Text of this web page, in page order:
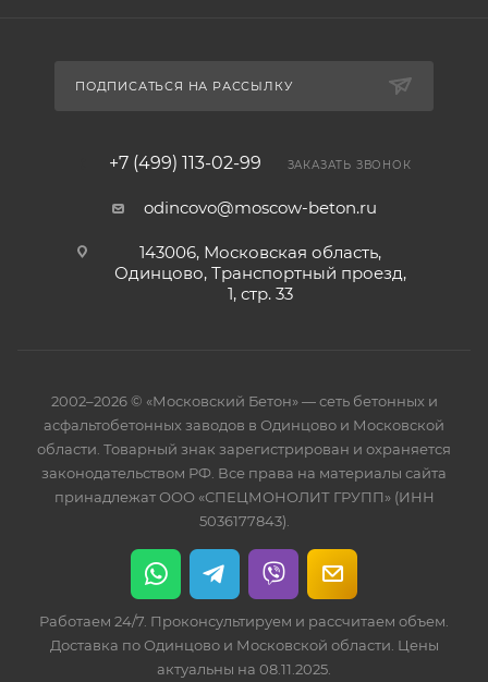
ПОДПИСАТЬСЯ НА РАССЫЛКУ
+7 (499) 113-02-99 ЗАКАЗАТЬ ЗВОНОК
odincovo@moscow-beton.ru
143006, Московская область,
Одинцово, Транспортный проезд,
1, стр. 33
2002–2026 © «Московский Бетон» — сеть бетонных и
асфальтобетонных заводов в Одинцово и Московской
области. Товарный знак зарегистрирован и охраняется
законодательством РФ. Все права на материалы сайта
принадлежат ООО «СПЕЦМОНОЛИТ ГРУПП» (ИНН
5036177843).
Работаем 24/7. Проконсультируем и рассчитаем объем.
Доставка по Одинцово и Московской области. Цены
актуальны на 08.11.2025.